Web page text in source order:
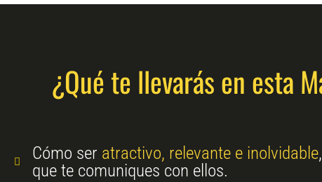
¿Qué te llevarás en esta
Cómo ser atractivo, relevante e inolvidable
que te comuniques con ellos.